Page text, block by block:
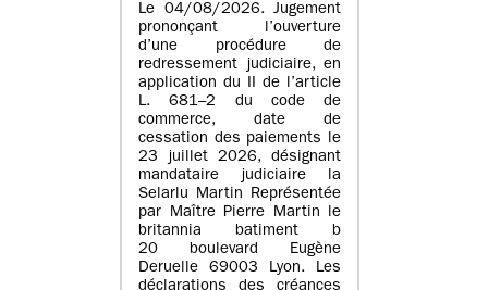
Le 04/08/2026. Jugement
prononçant l’ouverture
d’une procédure de
redressement judiciaire, en
application du II de l’article
L. 681–2 du code de
commerce, date de
cessation des paiements le
23 juillet 2026, désignant
mandataire judiciaire la
Selarlu Martin Représentée
par Maître Pierre Martin le
britannia batiment b
20 boulevard Eugène
Deruelle 69003 Lyon. Les